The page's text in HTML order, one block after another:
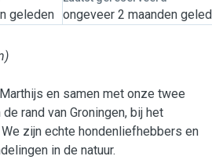
geleden ongeveer 2 maanden
en samen met onze twee
rand van Groningen, bij het
zijn echte hondenliefhebbers en
in de natuur.